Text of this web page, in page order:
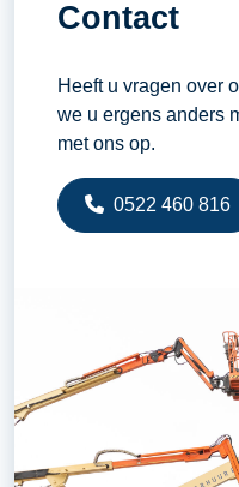
Contact
Heeft u vragen over
we u ergens anders
met ons op.
0522 460 816